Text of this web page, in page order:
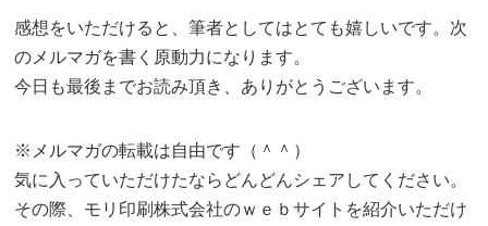
感想をいただけると、筆者としてはとても嬉しいです。次
のメルマガを書く原動力になります。
今日も最後までお読み頂き、ありがとうございます。
※メルマガの転載は自由です（＾＾）
気に入っていただけたならどんどんシェアしてください。
その際、モリ印刷株式会社のｗｅｂサイトを紹介いただけ